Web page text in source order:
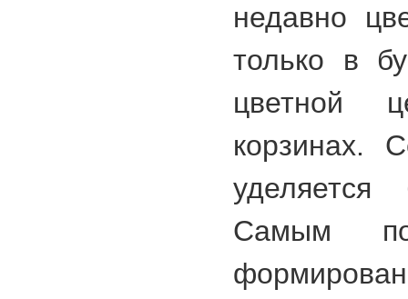
недавно
только в
цветной
корзинах.
Самым